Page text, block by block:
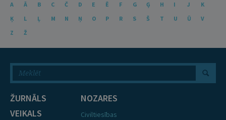
A Ā B C Č D E Ē F G Ģ H I J
K
Ķ
L Ļ M N Ņ O P R S Š T U Ū
V
Z
Ž
ŽURNĀLS
VEIKALS
NOZARES
Civiltiesības